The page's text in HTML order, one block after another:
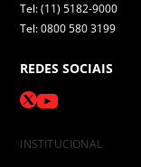
Tel: (11) 5182-9000
Tel: 0800 580 3199
REDES SOCIAIS
INSTITUCIONAL